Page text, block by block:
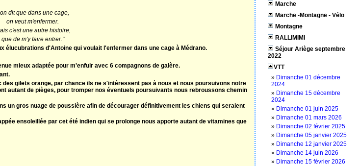
dit que dans une cage,
on veut m'enfermer.
c'est une autre histoire,
que de m'y faire entrer."
élucubrations d'Antoine qui voulait l'enfermer dans une cage à Médrano.
mieux adaptée pour m'enfuir avec 6 compagnons de galère.
gilets orange, par chance ils ne s'intéressent pas à nous et nous poursuivons notre
autant de pièges, pour tromper nos éventuels poursuivants nous rebroussons chemin
un gros nuage de poussière afin de décourager définitivement les chiens qui seraient
ensoleillée par cet été indien qui se prolonge nous apporte autant de vitamines que
Marche
Marche -Montagne - Vélo
Montagne
RALLIMIMI
Séjour Ariège septembre
2022
VTT
» ‌‌Dimanche 01 décembre
2024
» ‌‌Dimanche 15 décembre
2024
» ‌Dimanche 01 juin 2025
» ‌Dimanche 01 mars 2026
» ‌Dimanche 02 février 2025
» ‌Dimanche 05 janvier 2025
» ‌Dimanche 12 janvier 2025
» ‌Dimanche 14 juin 2026
» ‌Dimanche 15 février 2026